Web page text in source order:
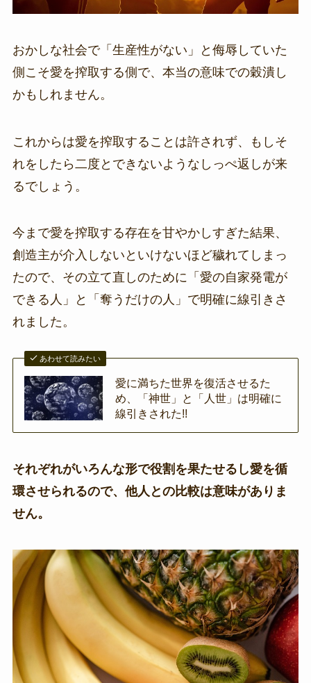
おかしな社会で「生産性がない」と侮辱していた
側こそ愛を搾取する側で、本当の意味での穀潰し
かもしれません。
これからは愛を搾取することは許されず、もしそ
れをしたら二度とできないようなしっぺ返しが来
るでしょう。
今まで愛を搾取する存在を甘やかしすぎた結果、
創造主が介入しないといけないほど穢れてしまっ
たので、その立て直しのために「愛の自家発電が
できる人」と「奪うだけの人」で明確に線引きさ
れました。
あわせて読みたい
愛に満ちた世界を復活させるた
め、「神世」と「人世」は明確に
線引きされた!!
それぞれがいろんな形で役割を果たせるし愛を循
環させられるので、他人との比較は意味がありま
せん。